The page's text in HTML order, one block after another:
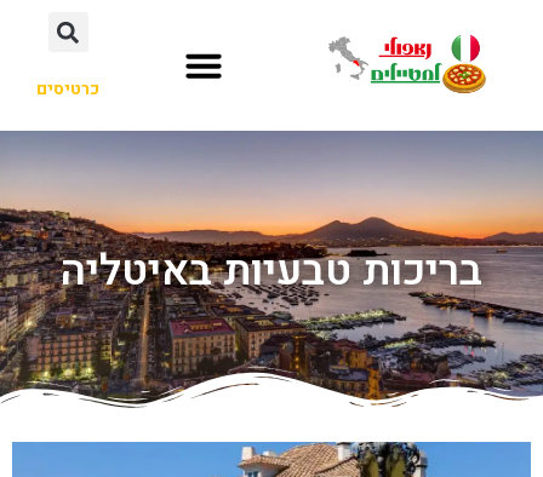
כרטיסים
בריכות טבעיות באיטליה